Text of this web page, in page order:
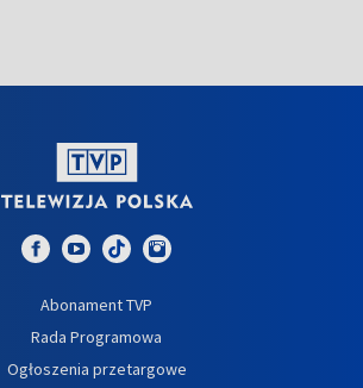
Abonament TVP
Rada Programowa
Ogłoszenia przetargowe